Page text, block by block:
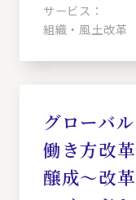
サービス：
組織・風土改革
グローバ
働き方改
醸成～改